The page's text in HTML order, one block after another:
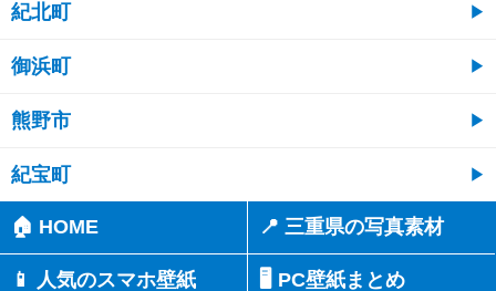
紀北町
御浜町
熊野市
紀宝町
🏠 HOME 📍 三重県の写真素材
📱 人気のスマホ壁紙 🖥️ PC壁紙まとめ